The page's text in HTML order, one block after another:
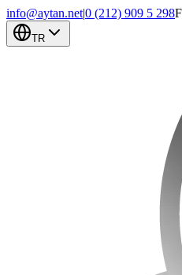
info@aytan.net|0 (212) 909 5 298
TR